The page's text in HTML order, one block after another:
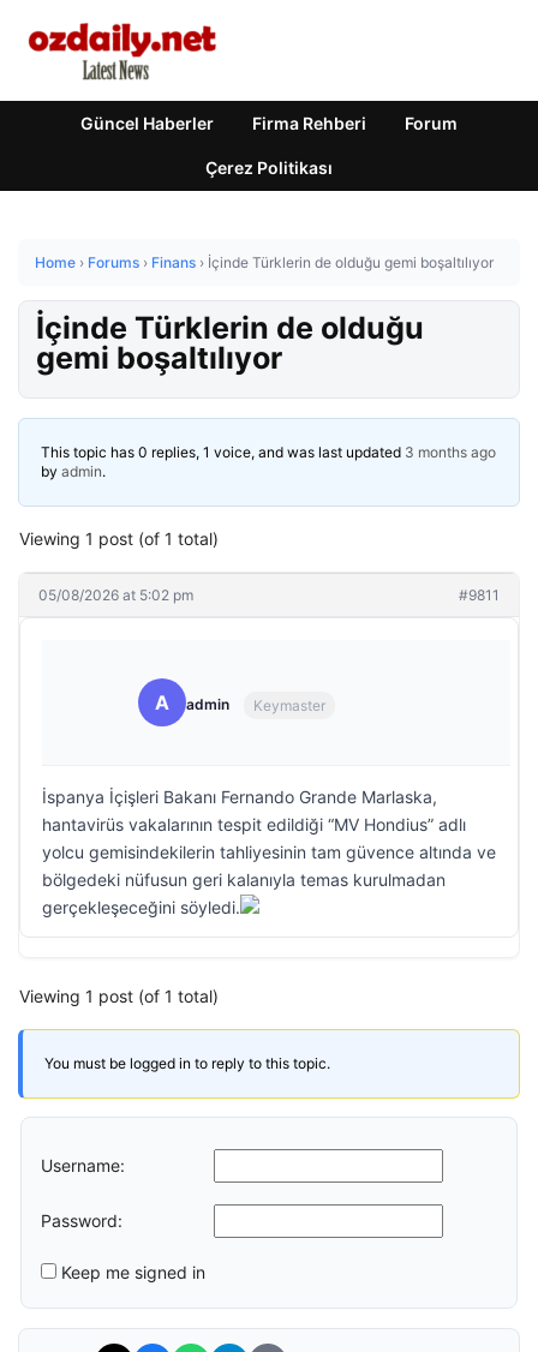
Güncel Haberler Firma Rehberi Forum
Çerez Politikası
Home › Forums › Finans › İçinde Türklerin de olduğu gemi boşaltılıyor
İçinde Türklerin de olduğu
gemi boşaltılıyor
This topic has 0 replies, 1 voice, and was last updated 3 months ago
by admin.
Viewing 1 post (of 1 total)
05/08/2026 at 5:02 pm #9811
A admin Keymaster
İspanya İçişleri Bakanı Fernando Grande Marlaska,
hantavirüs vakalarının tespit edildiği “MV Hondius” adlı
yolcu gemisindekilerin tahliyesinin tam güvence altında ve
bölgedeki nüfusun geri kalanıyla temas kurulmadan
gerçekleşeceğini söyledi.
Viewing 1 post (of 1 total)
You must be logged in to reply to this topic.
Username:
Password:
Keep me signed in